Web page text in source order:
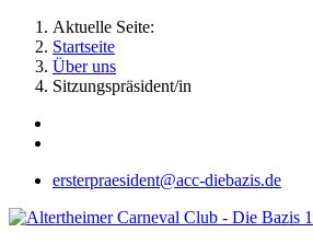
Aktuelle Seite:
Startseite
Über uns
Sitzungspräsident/in
ersterpraesident@acc-diebazis.de